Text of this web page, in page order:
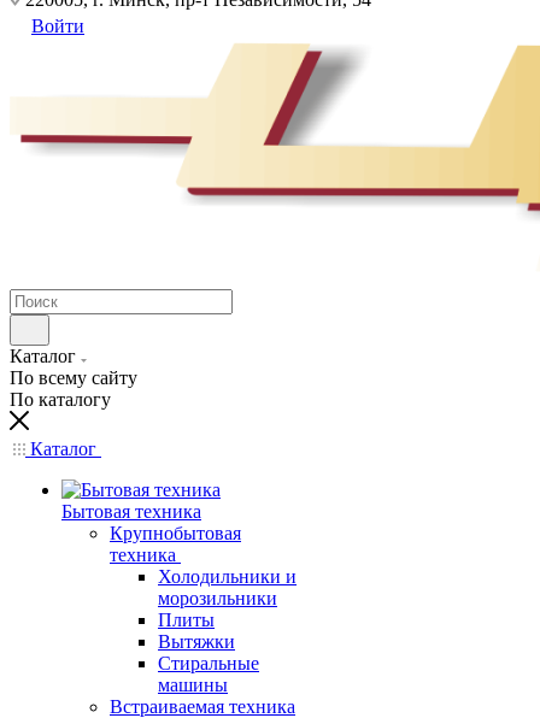
Войти
Каталог
По всему сайту
По каталогу
Каталог
Бытовая техника
Крупнобытовая
техника
Холодильники и
морозильники
Плиты
Вытяжки
Стиральные
машины
Встраиваемая техника